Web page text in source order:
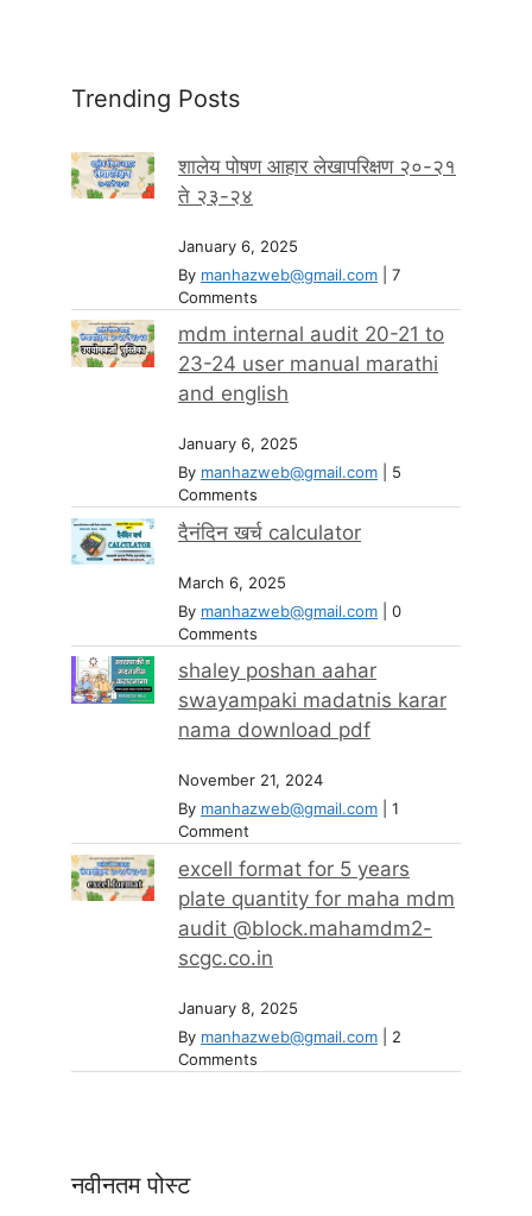
Trending Posts
शालेय पोषण आहार लेखापरिक्षण २०-२१
ते २३-२४
January 6, 2025
By manhazweb@gmail.com
7
Comments
mdm internal audit 20-21 to
23-24 user manual marathi
and english
January 6, 2025
By manhazweb@gmail.com
5
Comments
दैनंदिन खर्च calculator
March 6, 2025
By manhazweb@gmail.com
0
Comments
shaley poshan aahar
swayampaki madatnis karar
nama download pdf
November 21, 2024
By manhazweb@gmail.com
1
Comment
excell format for 5 years
plate quantity for maha mdm
audit @block.mahamdm2-
scgc.co.in
January 8, 2025
By manhazweb@gmail.com
2
Comments
नवीनतम पोस्ट